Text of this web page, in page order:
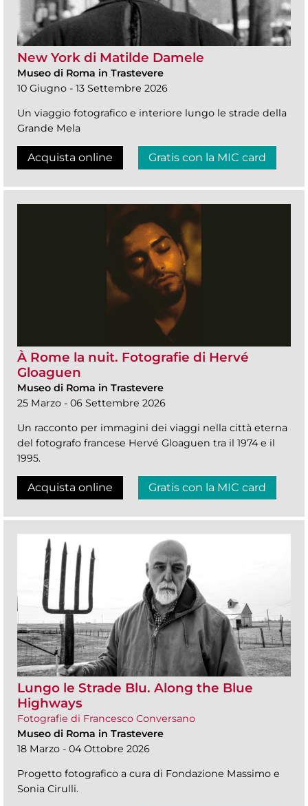
New York di Matilde Damele
Museo di Roma in Trastevere
10 Giugno - 13 Settembre 2026
Un viaggio fotografico e interiore lungo le strade della
Grande Mela
Acquista online Gratis con la MIC card
À Rome la nuit. Fotografie di Hervé
Gloaguen
Museo di Roma in Trastevere
25 Marzo - 06 Settembre 2026
Un racconto per immagini dei viaggi nella città eterna
del fotografo francese Hervé Gloaguen tra il 1974 e il
1995.
Acquista online Gratis con la MIC card
Lungo le Strade Blu. Along the Blue
Highways
Fotografie di Francesco Conversano
Museo di Roma in Trastevere
18 Marzo - 04 Ottobre 2026
Progetto fotografico a cura di Fondazione Massimo e
Sonia Cirulli.